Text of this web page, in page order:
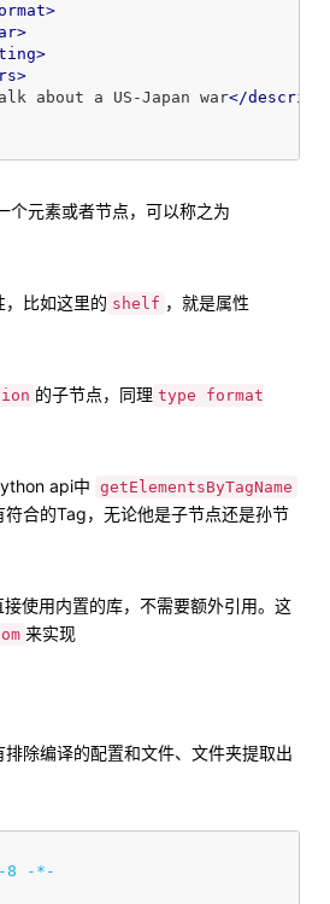
about a US-Japan war</
个元素或者节点，可以称之为
比如这里的 shelf ，就是属性
的子节点，同理 type format
api中 getElementsByTagName
合的Tag，无论他是子节点还是孙节
使用内置的库，不需要额外引用。这
来实现
除编译的配置和文件、文件夹提取出